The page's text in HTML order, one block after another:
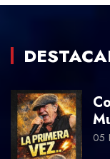
05